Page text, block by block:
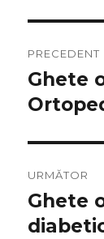
în
PRECEDENT
Articolul
anterior:
Ghete
URMĂTOR
Articolul
următor:
Ghete